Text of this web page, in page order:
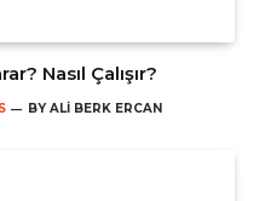
Nasıl Çalışır?
BY ALI BERK ERCAN